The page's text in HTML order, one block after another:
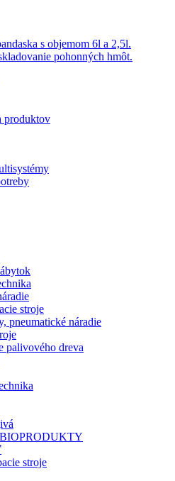
s objemom 6l a 2,5l.
pohonných hmôt.
produktov
stroje
pneumatické náradie
palivového dreva
stroje